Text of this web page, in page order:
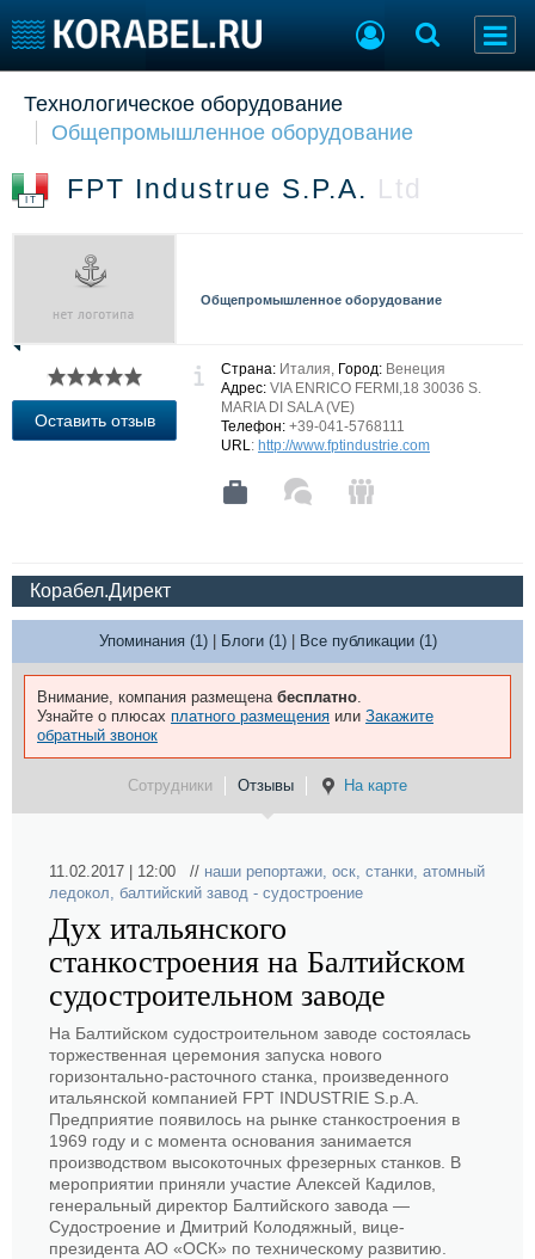
Судостроение
Пульс
Компании
Работа
Крюинг
Журнал
Торговая площадка
Доска объявлений
Оборудование
Конференции
Выставки и семинары
Флот
Галерея флота
Отзывы
Технологическое оборудование
Общепромышленное оборудование
IT FPT Industrue S.P.A. Ltd
Общепромышленное оборудование
Оставить отзыв
Страна: Италия, Город: Венеция
Адрес: VIA ENRICO FERMI,18 30036 S.
MARIA DI SALA (VE)
Телефон: +39-041-5768111
URL: http://www.fptindustrie.com
Корабел.Директ
Упоминания (1)| Блоги (1)| Все публикации (1)
Внимание, компания размещена бесплатно.
Узнайте о плюсах платного размещения или Закажите
обратный звонок
Сотрудники Отзывы На карте
11.02.2017 | 12:00 // наши репортажи, оск, станки, атомный
ледокол, балтийский завод - судостроение
Дух итальянского
станкостроения на Балтийском
судостроительном заводе
На Балтийском судостроительном заводе состоялась
торжественная церемония запуска нового
горизонтально-расточного станка, произведенного
итальянской компанией FPT INDUSTRIE S.p.A.
Предприятие появилось на рынке станкостроения в
1969 году и с момента основания занимается
производством высокоточных фрезерных станков. В
мероприятии приняли участие Алексей Кадилов,
генеральный директор Балтийского завода —
Судостроение и Дмитрий Колодяжный, вице-
президента АО «ОСК» по техническому развитию.